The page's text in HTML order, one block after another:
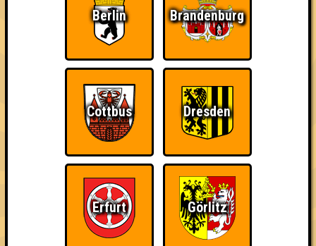
Nepomuk Quiznight #115
Das Kneipenquiz in Plagwitz · 15.07.2026 · Nepomuk
Angemeldete Teams
Berlin Brandenburg
Cottbus Dresden
Erfurt Görlitz